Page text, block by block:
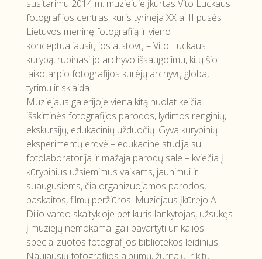
susitarimu 2014 m. muziejuje įkurtas Vito Luckaus
fotografijos centras, kuris tyrinėja XX a. II pusės
Lietuvos meninę fotografiją ir vieno
konceptualiausių jos atstovų – Vito Luckaus
kūrybą, rūpinasi jo archyvo išsaugojimu, kitų šio
laikotarpio fotografijos kūrėjų archyvų globa,
tyrimu ir sklaida.
Muziejaus galerijoje viena kitą nuolat keičia
išskirtinės fotografijos parodos, lydimos renginių,
ekskursijų, edukacinių užduočių. Gyva kūrybinių
eksperimentų erdvė – edukacinė studija su
fotolaboratorija ir mažąja parodų sale – kviečia į
kūrybinius užsiėmimus vaikams, jaunimui ir
suaugusiems, čia organizuojamos parodos,
paskaitos, filmų peržiūros. Muziejaus įkūrėjo A.
Dilio vardo skaitykloje bet kuris lankytojas, užsukęs
į muziejų nemokamai gali pavartyti unikalios
specializuotos fotografijos bibliotekos leidinius.
Naujausių fotografijos albumų, žurnalų ir kitų